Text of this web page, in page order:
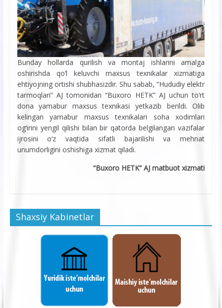
Bunday hollarda qurilish va montaj ishlarini amalga
oshirishda qo‘l keluvchi maxsus texnikalar xizmatiga
ehtiyojning ortishi shubhasizdir. Shu sabab, “Hududiy elektr
tarmoqlari” AJ tomonidan “Buxoro HETK” AJ uchun to‘rt
dona yamabur maxsus texnikasi yetkazib berildi. Olib
kelingan yamabur maxsus texnikalari soha xodimlari
og‘irini yengil qilishi bilan bir qatorda belgilangan vazifalar
ijrosini o‘z vaqtida sifatli bajarilishi va mehnat
unumdorligini oshishiga xizmat qiladi.
“Buxoro HETK” AJ matbuot xizmati
Shaxsiy Kabinetlar